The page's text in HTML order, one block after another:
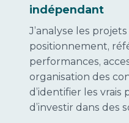
indépendant
J’analyse les
positionnement,
performances,
organisation des
d’identifier les vrais
d’investir dans des